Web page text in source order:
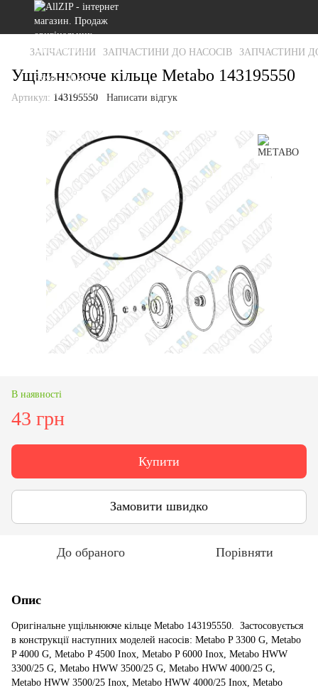
ЗАПЧАСТИНИ ЗАПЧАСТИНИ ДО НАСОСІВ ЗАПЧАСТИНИ
Ущільнююче кільце Metabo 143195550
Артикул: 143195550 Написати відгук
В наявності
43 грн
Купити
Замовити швидко
До обраного Порівняти
Опис
Оригінальне ущільнююче кільце Metabo 143195550. Застосовується
в конструкції наступних моделей насосів: Metabo P 3300 G, Metabo
P 4000 G, Metabo P 4500 Inox, Metabo P 6000 Inox, Metabo HWW
3300/25 G, Metabo HWW 3500/25 G, Metabo HWW 4000/25 G,
Metabo HWW 3500/25 Inox, Metabo HWW 4000/25 Inox, Metabo